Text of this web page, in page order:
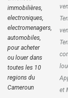
immobilières,
electroniques,
electromenagers,
automobiles,
pour acheter
ou louer dans
toutes les 10
regions du
Cameroun
et